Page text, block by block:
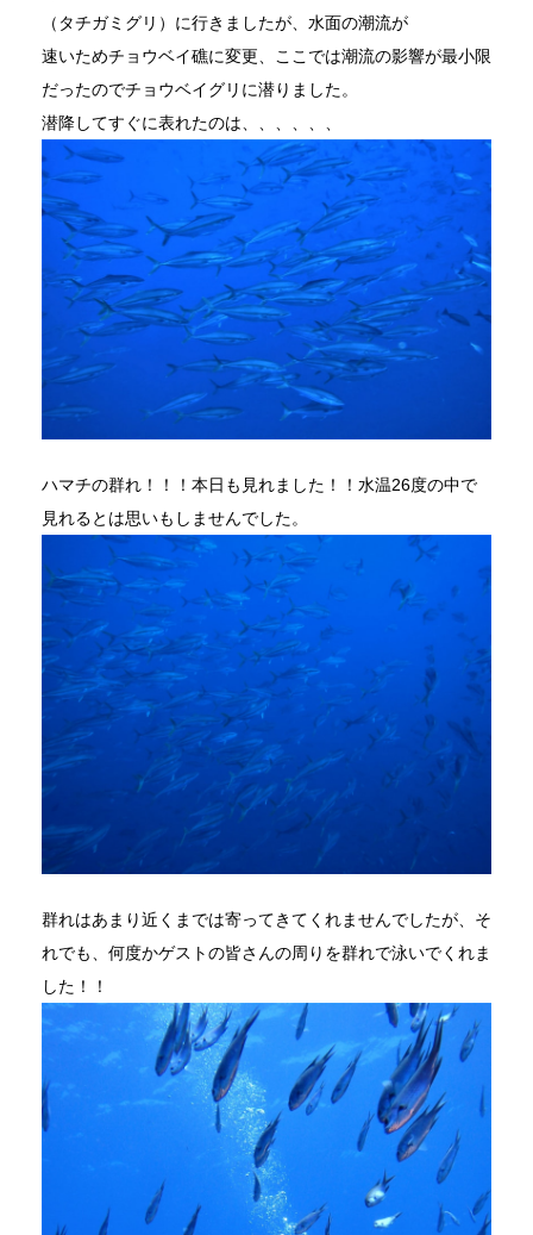
（タチガミグリ）に行きましたが、水面の潮流が
速いためチョウベイ礁に変更、ここでは潮流の影響が最小限
だったのでチョウベイグリに潜りました。
潜降してすぐに表れたのは、、、、、、
ハマチの群れ！！！本日も見れました！！水温26度の中で
見れるとは思いもしませんでした。
群れはあまり近くまでは寄ってきてくれませんでしたが、そ
れでも、何度かゲストの皆さんの周りを群れで泳いでくれま
した！！